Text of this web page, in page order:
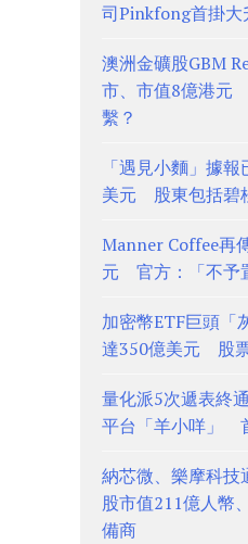
司Pinkfong首掛大
澳洲金礦股GBM
市、市值8億港元
繫？
「遇見小麵」據
美元 股東包括碧
Manner Coffee再
元 官方：「不予
加密幣ETF巨頭「
達350億美元 股
量化派5次遞表終
平台「羊小咩」
納芯微、樂摩科
股市值211億人幣
備商